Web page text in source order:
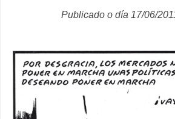
Publicado o día 17/06/